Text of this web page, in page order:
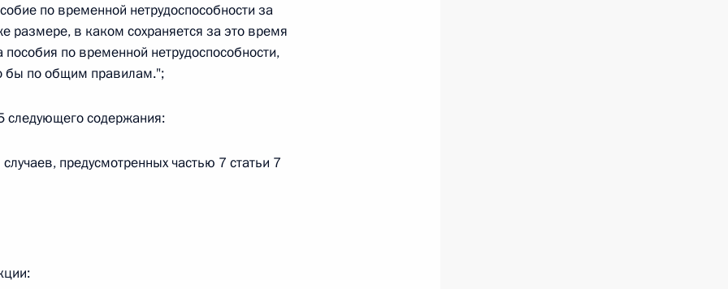
Российской Федерации об административных
№ 245-ФЗ
Российской Федерации и Правительством
деятельности с драгоценными металлами,
по временной нетрудоспособности за
размере, в каком сохраняется за это время
по временной нетрудоспособности,
бы по общим правилам.";
следующего содержания:
предусмотренных частью 7 статьи 7